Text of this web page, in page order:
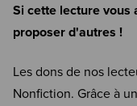
Si cette lecture vous
proposer d'autres !
Les dons de nos
Nonfiction. Grâce à